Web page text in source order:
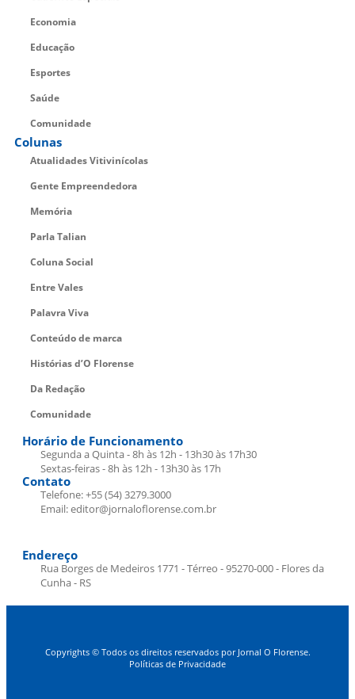
Economia
Educação
Esportes
Saúde
Comunidade
Colunas
Atualidades Vitivinícolas
Gente Empreendedora
Memória
Parla Talian
Coluna Social
Entre Vales
Palavra Viva
Conteúdo de marca
Histórias d’O Florense
Da Redação
Comunidade
Horário de Funcionamento
Segunda a Quinta - 8h às 12h - 13h30 às 17h30
Sextas-feiras - 8h às 12h - 13h30 às 17h
Contato
Telefone: +55 (54) 3279.3000
Email: editor@jornaloflorense.com.br
Endereço
Rua Borges de Medeiros 1771 - Térreo - 95270-000 - Flores da
Cunha - RS
Copyrights © Todos os direitos reservados por Jornal O Florense.
Políticas de Privacidade